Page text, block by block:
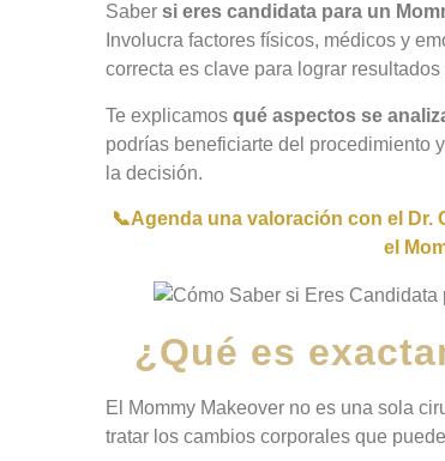
Saber si eres candidata para un
Involucra factores físicos, médicos y
correcta es clave para lograr
Te explicamos qué aspectos se
podrías beneficiarte del procedimiento
la decisión.
📞Agenda una valoración con el
el
¿Qué es
El Mommy Makeover no es una sola
tratar los cambios corporales que